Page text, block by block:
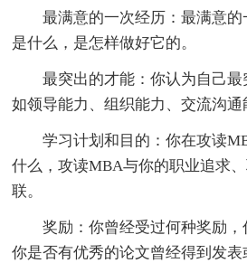
最满意的一次经历：最满意
是什么，是怎样做好它的。
最突出的才能：你认为自己最
如领导能力、组织能力、交流沟通
学习计划和目的：你在攻读
什么，攻读MBA与你的职业追求
联。
奖励：你曾经受过何种奖励，
你是否有优秀的论文曾经得到发表